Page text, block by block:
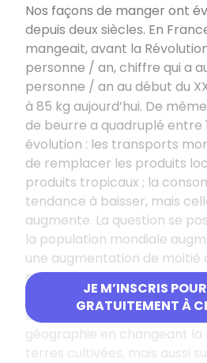
JE M’INSCRIS
GRATUITEMENT À
Nos façons de manger ont
depuis deux siècles. En
mangeait, avant la
personne / an, chiffre qui a
personne / an au début du
à 85 kg aujourd’hui. De
de beurre a quadruplé entre
évolution : les transports
de remplacer les produits
produits tropicaux ; la
tendance à baisser, mais
augmente. La question se
la population mondiale
une augmentation de moitié
mondiaux d’ici 2050 alors
zones ne sont pas
L’alimentation a donc des
géographie en changeant
terres cultivées, mais aussi